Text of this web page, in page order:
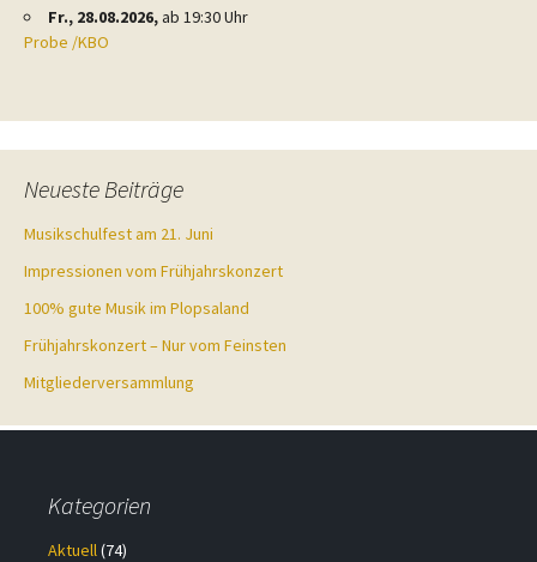
Fr., 28.08.2026,ab 19:30 Uhr
Probe /KBO
Neueste Beiträge
Musikschulfest am 21. Juni
Impressionen vom Frühjahrskonzert
100% gute Musik im Plopsaland
Frühjahrskonzert – Nur vom Feinsten
Mitgliederversammlung
Kategorien
Aktuell(74)